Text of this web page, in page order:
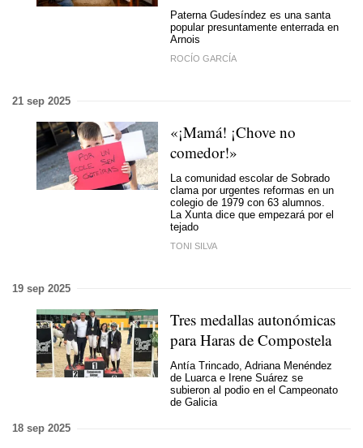
Paterna Gudesíndez es una santa
popular presuntamente enterrada en
Arnois
ROCÍO GARCÍA
21 sep 2025
«¡Mamá! ¡Chove no
comedor!»
La comunidad escolar de Sobrado
clama por urgentes reformas en un
colegio de 1979 con 63 alumnos.
La Xunta dice que empezará por el
tejado
TONI SILVA
19 sep 2025
Tres medallas autonómicas
para Haras de Compostela
Antía Trincado, Adriana Menéndez
de Luarca e Irene Suárez se
subieron al podio en el Campeonato
de Galicia
18 sep 2025